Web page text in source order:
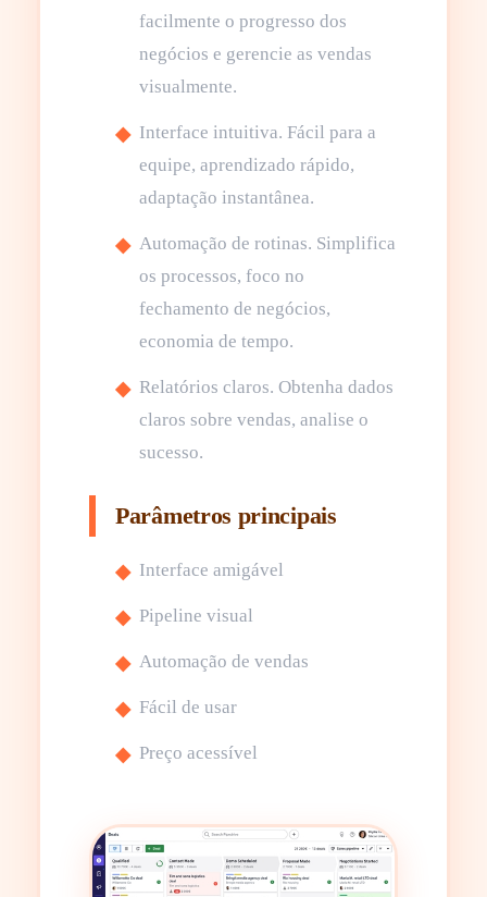
facilmente o progresso dos
negócios e gerencie as vendas
visualmente.
Interface intuitiva. Fácil para a
equipe, aprendizado rápido,
adaptação instantânea.
Automação de rotinas. Simplifica
os processos, foco no
fechamento de negócios,
economia de tempo.
Relatórios claros. Obtenha dados
claros sobre vendas, analise o
sucesso.
Parâmetros principais
Interface amigável
Pipeline visual
Automação de vendas
Fácil de usar
Preço acessível